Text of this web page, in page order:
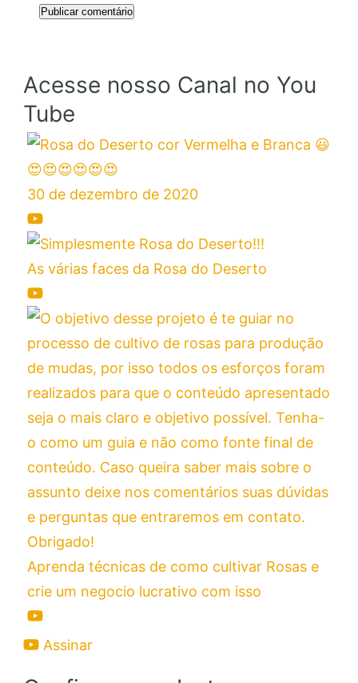
Acesse nosso Canal no You
Tube
30 de dezembro de 2020
As várias faces da Rosa do Deserto
Aprenda técnicas de como cultivar Rosas e
crie um negocio lucrativo com isso
Assinar